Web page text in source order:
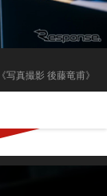
《写真撮影 後藤竜甫》